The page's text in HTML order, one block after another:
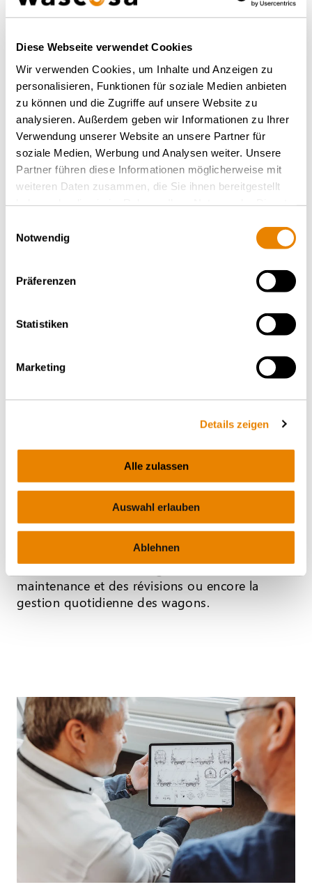
Diese Webseite verwendet Cookies
Wir verwenden Cookies, um Inhalte und Anzeigen zu
personalisieren, Funktionen für soziale Medien anbieten
zu können und die Zugriffe auf unsere Website zu
analysieren. Außerdem geben wir Informationen zu Ihrer
Verwendung unserer Website an unsere Partner für
soziale Medien, Werbung und Analysen weiter. Unsere
Partner führen diese Informationen möglicherweise mit
weiteren Daten zusammen, die Sie ihnen bereitgestellt
Notwendig
Präferenzen
Statistiken
Marketing
Details zeigen
Alle zulassen
Auswahl erlauben
Ablehnen
Notre conseiller Wascosa
nous a aidés à choisir la
solution de transport la mieux
adaptée grâce à son expertise
exceptionnelle.
Nous proposons des forfaits de service sur
mesure pour la gestion de votre parc de
wagons Cela comprend notamment
l’immatriculation des wagons auprès des
autorités nationales, l’organisation de la
maintenance et des révisions ou encore la
gestion quotidienne des wagons.